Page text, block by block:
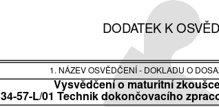
DODATEK K
1. NÁZEV OSVĚDČENÍ - DOKLADU O
Vysvědčení o maturitní
34-57-L/01 Technik dokončovacího